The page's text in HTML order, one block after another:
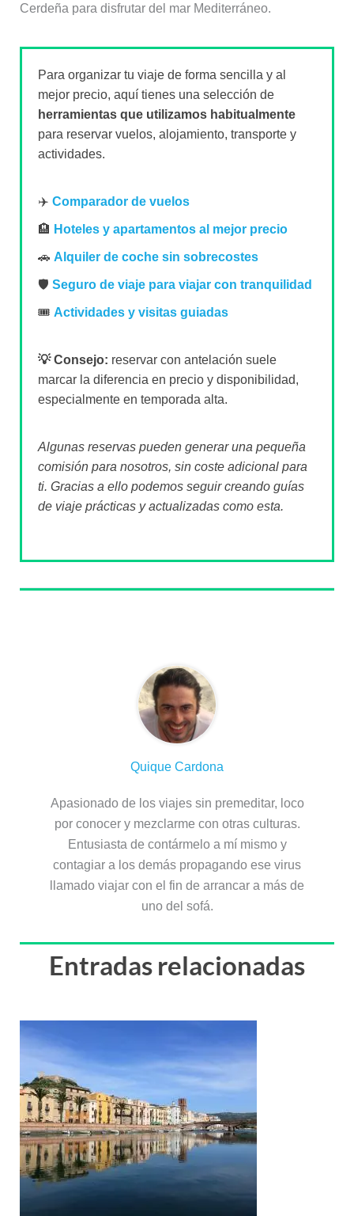
Cerdeña para disfrutar del mar Mediterráneo.
Para organizar tu viaje de forma sencilla y al
mejor precio, aquí tienes una selección de
herramientas que utilizamos habitualmente
para reservar vuelos, alojamiento, transporte y
actividades.
✈️ Comparador de vuelos
🏨 Hoteles y apartamentos al mejor precio
🚗 Alquiler de coche sin sobrecostes
🛡️ Seguro de viaje para viajar con tranquilidad
🎟️ Actividades y visitas guiadas
💡 Consejo: reservar con antelación suele
marcar la diferencia en precio y disponibilidad,
especialmente en temporada alta.
Algunas reservas pueden generar una pequeña
comisión para nosotros, sin coste adicional para
ti. Gracias a ello podemos seguir creando guías
de viaje prácticas y actualizadas como esta.
Quique Cardona
Apasionado de los viajes sin premeditar, loco
por conocer y mezclarme con otras culturas.
Entusiasta de contármelo a mí mismo y
contagiar a los demás propagando ese virus
llamado viajar con el fin de arrancar a más de
uno del sofá.
Entradas relacionadas